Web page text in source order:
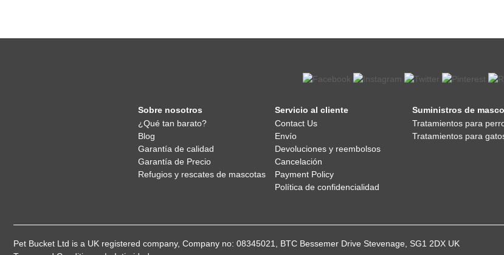
Sobre nosotros
¿Qué tan barato?
Blog
Garantía de calidad
Garantía de Precio
Refugios y rescates de mascotas
Servicio al cliente
Contact Us
Envío
Devoluciones y reembolsos
Cancelación
Payment Policy
Política de confidencialidad
Suministros de
Tratamientos para
Tratamientos para
Pet Bucket Ltd is a UK registered company, Company no: 08345021, BTC Bessemer Drive Stevenage, SG1 2DX UK